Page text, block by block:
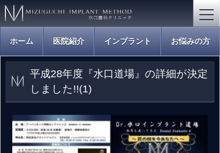
ホーム 医院紹介 インプラント お悩みの方
平成28年度『水口道場』の詳細が決定
しました!!(1)